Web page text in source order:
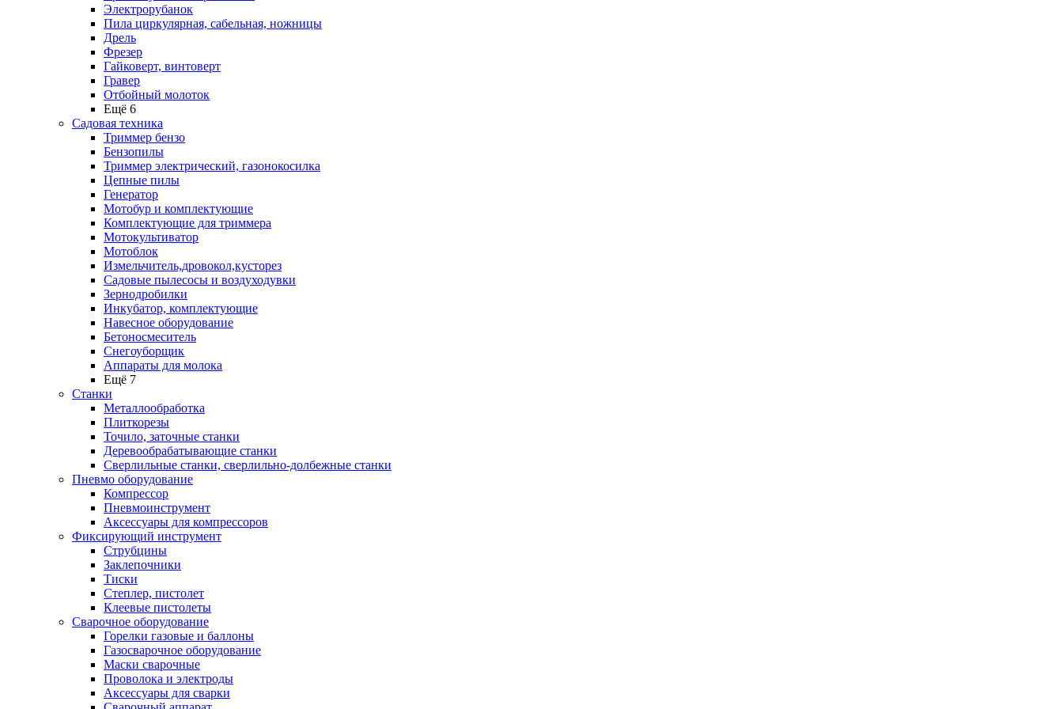
Электрорубанок
Пила циркулярная, сабельная, ножницы
Дрель
Фрезер
Гайковерт, винтоверт
Гравер
Отбойный молоток
Ещё 6
Садовая техника
Триммер бензо
Бензопилы
Триммер электрический, газонокосилка
Цепные пилы
Генератор
Мотобур и комплектующие
Комплектующие для триммера
Мотокультиватор
Мотоблок
Измельчитель,дровокол,кусторез
Садовые пылесосы и воздуходувки
Зернодробилки
Инкубатор, комплектующие
Навесное оборудование
Бетоносмеситель
Снегоуборщик
Аппараты для молока
Ещё 7
Станки
Металлообработка
Плиткорезы
Точило, заточные станки
Деревообрабатывающие станки
Сверлильные станки, сверлильно-долбежные станки
Пневмо оборудование
Компрессор
Пневмоинструмент
Аксессуары для компрессоров
Фиксирующий инструмент
Струбцины
Заклепочники
Тиски
Степлер, пистолет
Клеевые пистолеты
Сварочное оборудование
Горелки газовые и баллоны
Газосварочное оборудование
Маски сварочные
Проволока и электроды
Аксессуары для сварки